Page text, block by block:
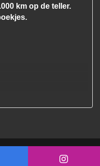
verstel- en
km op de teller.
stuurwiel